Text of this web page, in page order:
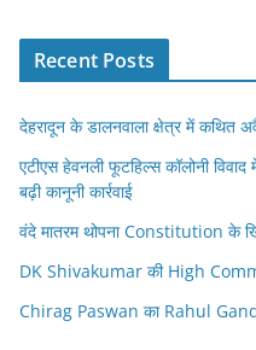
Recent Posts
देहरादून के डालनवाला क्षेत्र में कथित
एटीएस हेवनली फूटहिल्स कॉलोनी
बढ़ी कानूनी कार्रवाई
वंदे मातरम थोपना Constitution के
DK Shivakumar की High
Chirag Paswan का Rahul